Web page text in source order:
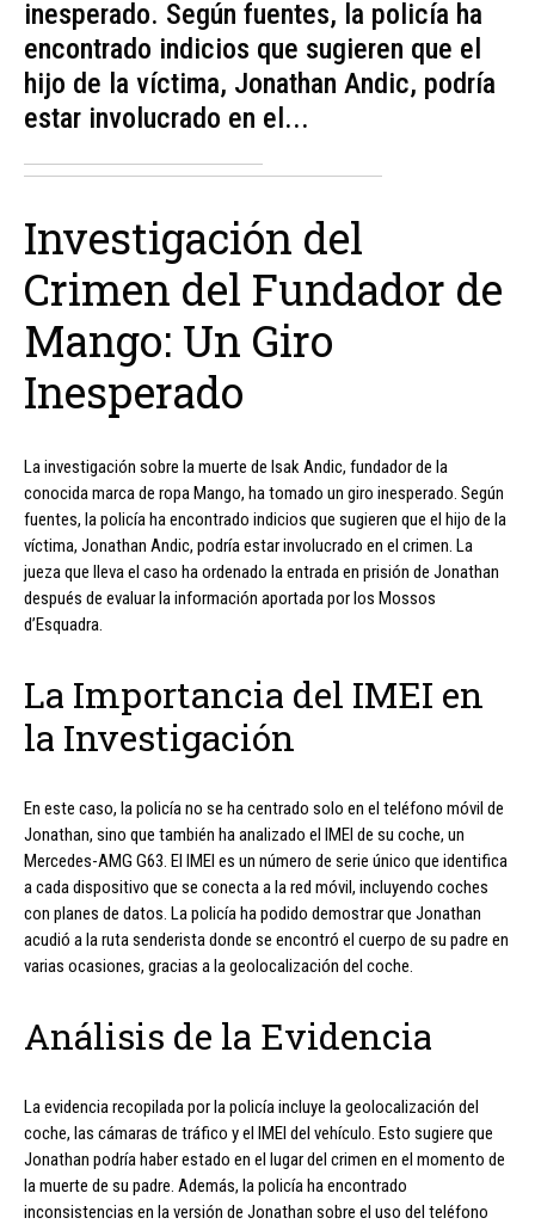
inesperado. Según fuentes, la policía ha
encontrado indicios que sugieren que el
hijo de la víctima, Jonathan Andic, podría
estar involucrado en el...
Investigación del
Crimen del Fundador de
Mango: Un Giro
Inesperado
La investigación sobre la muerte de Isak Andic, fundador de la
conocida marca de ropa Mango, ha tomado un giro inesperado. Según
fuentes, la policía ha encontrado indicios que sugieren que el hijo de la
víctima, Jonathan Andic, podría estar involucrado en el crimen. La
jueza que lleva el caso ha ordenado la entrada en prisión de Jonathan
después de evaluar la información aportada por los Mossos
d’Esquadra.
La Importancia del IMEI en
la Investigación
En este caso, la policía no se ha centrado solo en el teléfono móvil de
Jonathan, sino que también ha analizado el IMEI de su coche, un
Mercedes-AMG G63. El IMEI es un número de serie único que identifica
a cada dispositivo que se conecta a la red móvil, incluyendo coches
con planes de datos. La policía ha podido demostrar que Jonathan
acudió a la ruta senderista donde se encontró el cuerpo de su padre en
varias ocasiones, gracias a la geolocalización del coche.
Análisis de la Evidencia
La evidencia recopilada por la policía incluye la geolocalización del
coche, las cámaras de tráfico y el IMEI del vehículo. Esto sugiere que
Jonathan podría haber estado en el lugar del crimen en el momento de
la muerte de su padre. Además, la policía ha encontrado
inconsistencias en la versión de Jonathan sobre el uso del teléfono